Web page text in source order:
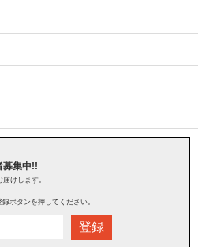
募集中!!
けします。
ボタンを押してください。
登録